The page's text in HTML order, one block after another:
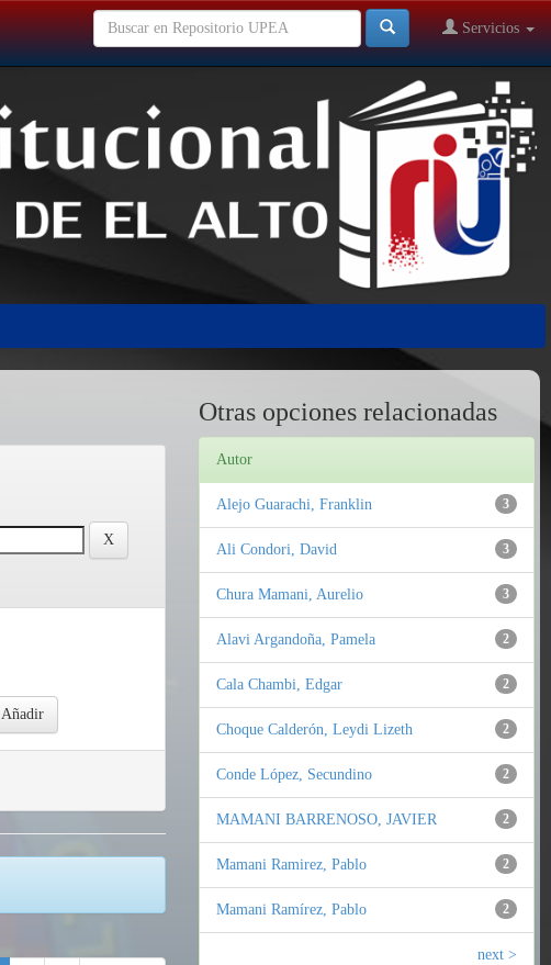
Servicios
Otras opciones relacionadas
Autor
3
Alejo Guarachi, Franklin
3
Ali Condori, David
3
Chura Mamani, Aurelio
2
Alavi Argandoña, Pamela
2
Cala Chambi, Edgar
2
Choque Calderón, Leydi Lizeth
2
Conde López, Secundino
2
MAMANI BARRENOSO, JAVIER
2
Mamani Ramirez, Pablo
2
Mamani Ramírez, Pablo
next >